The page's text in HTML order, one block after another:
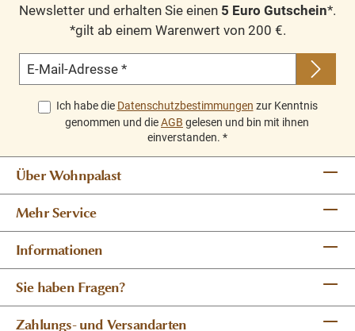
Newsletter und erhalten Sie einen 5 Euro Gutschein*.
*gilt ab einem Warenwert von 200 €.
E-Mail-Adresse *
Ich habe die Datenschutzbestimmungen zur Kenntnis
genommen und dieAGB gelesen und bin mit ihnen
einverstanden. *
Über Wohnpalast
Mehr Service
Informationen
Sie haben Fragen?
Zahlungs- und Versandarten